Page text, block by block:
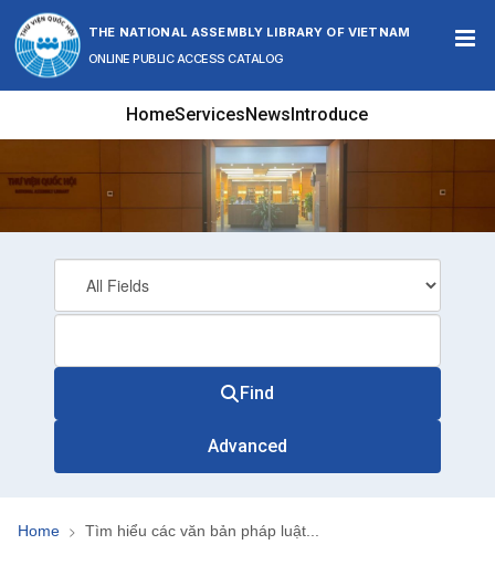
Skip to content
THE NATIONAL ASSEMBLY LIBRARY OF VIETNAM
ONLINE PUBLIC ACCESS CATALOG
HomeServicesNewsIntroduce
Find
Advanced
Home Tìm hiểu các văn bản pháp luật...